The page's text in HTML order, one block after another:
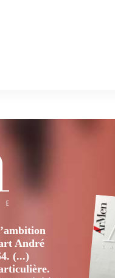
André
(...)